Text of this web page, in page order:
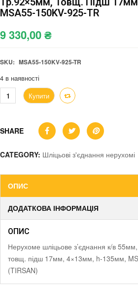
MSA55-150KV-925-TR
9 330,00₴
SKU: MSA55-150KV-925-TR
4 в наявності
Купити
SHARE
CATEGORY: Шліцьові з'єднання нерухомі
ОПИС
ДОДАТКОВА ІНФОРМАЦІЯ
ОПИС
Нерухоме шліцьове з’єднання к/в
товщ. підш 17мм, 4×13мм, h-135мм,
(TIRSAN)